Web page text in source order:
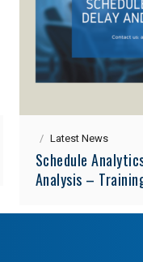
Latest News
Schedule
Analysis –